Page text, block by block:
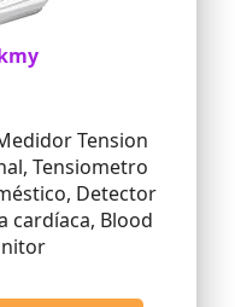
Tension
Tensiometro
Detector
cardíaca, Blood